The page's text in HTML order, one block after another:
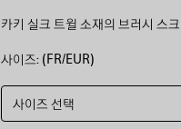
카키 실크 트윌 소재의 브러시 스
컬
:
키
사이즈: (FR/EUR)
사이즈 선택